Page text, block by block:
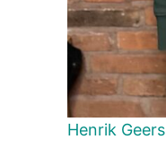
Henrik